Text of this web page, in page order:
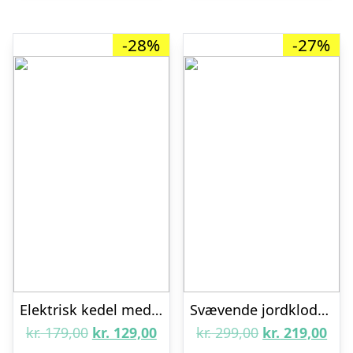
-28%
Elektrisk kedel med LED
kr.179,00 Den
kr. 129,00Den
-27%
Svævende jordklode lampe
kr.299,00 Den
kr. 219,00Den